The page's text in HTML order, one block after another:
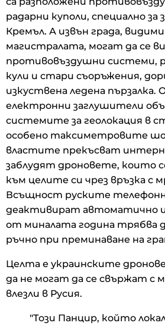
радарни куполи, специално
Кремъл. А извън града,
магистралата, могат да се
противовъздушни системи,
кули и стари съоръжения,
изкуствена ледена
електронни заглушители
системите за геолокация в
особено таксиметровите
властите прекъсват
заблудят дроновете, които
към целите си чрез връзка с
Всъщност руските
деактивират автоматично
от миналата година трябва
ръчно при преминаване на
Целта е украинските
да не могат да се свържат с
влезли в Русия.
"Този Панцир, който